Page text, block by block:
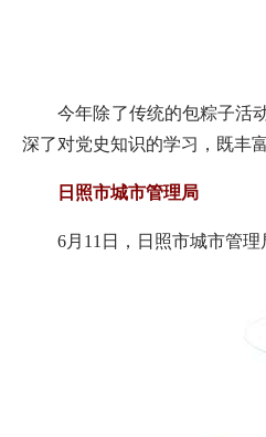
今年除了传统的包粽子活动
深了对党史知识的学习，既丰
日照市城市管理局
6月11日，日照市城市管理